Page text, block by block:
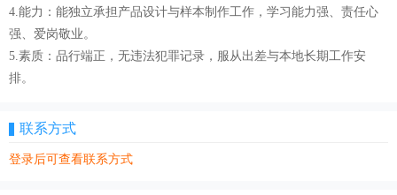
4.能力：能独立承担产品设计与样本制作工作，学习能力强、责任心
强、爱岗敬业。
5.素质：品行端正，无违法犯罪记录，服从出差与本地长期工作安
排。
联系方式
登录后可查看联系方式